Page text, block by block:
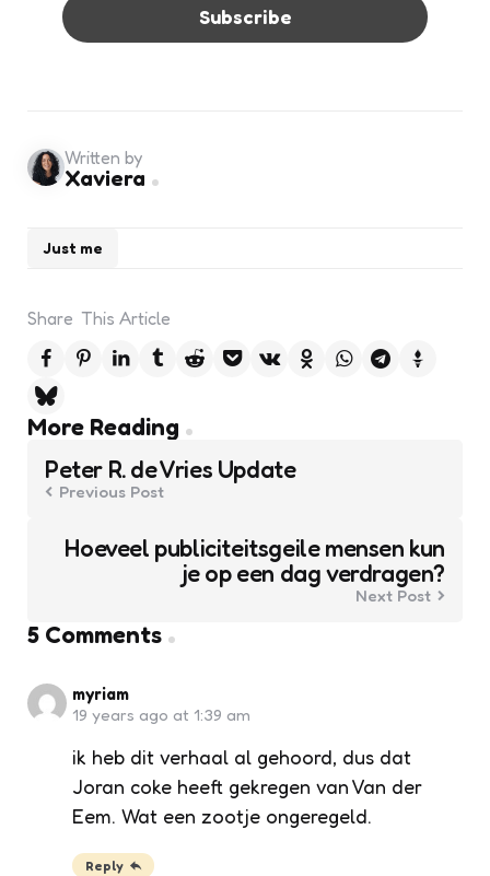
Just me
Written by
Xaviera
Share This Article
More Reading
Post
navigation
Peter R. de Vries Update
Previous Post
Hoeveel publiciteitsgeile mensen kun
je op een dag verdragen?
Next Post
5 Comments
myriam
19 years ago at 1:39 am
ik heb dit verhaal al gehoord, dus dat
Joran coke heeft gekregen van Van der
Eem. Wat een zootje ongeregeld.
Reply